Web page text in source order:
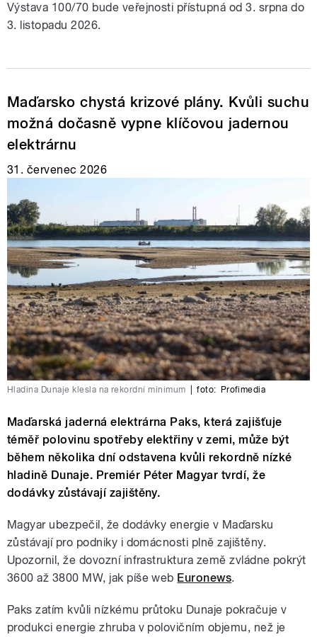
Výstava 100/70 bude veřejnosti přístupná od 3. srpna do
3. listopadu 2026.
Maďarsko chystá krizové plány. Kvůli suchu
možná dočasně vypne klíčovou jadernou
elektrárnu
31. červenec 2026
Hladina Dunaje klesla na rekordní minimum foto: Profimedia
Maďarská jaderná elektrárna Paks, která zajišťuje
téměř polovinu spotřeby elektřiny v zemi, může být
během několika dní odstavena kvůli rekordně nízké
hladině Dunaje. Premiér Péter Magyar tvrdí, že
dodávky zůstávají zajištěny.
Magyar ubezpečil, že dodávky energie v Maďarsku
zůstávají pro podniky i domácnosti plně zajištěny.
Upozornil, že dovozní infrastruktura země zvládne pokrýt
3600 až 3800 MW, jak píše web Euronews.
Paks zatím kvůli nízkému průtoku Dunaje pokračuje v
produkci energie zhruba v polovičním objemu, než je